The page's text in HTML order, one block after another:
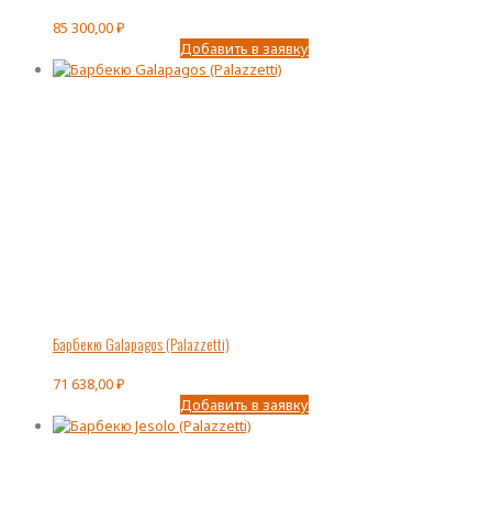
85 300,00₽
Добавить в заявку
Барбекю Galapagos (Palazzetti)
71 638,00₽
Добавить в заявку